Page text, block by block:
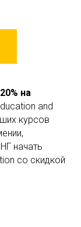
на
and
курсов
начать
со скидкой